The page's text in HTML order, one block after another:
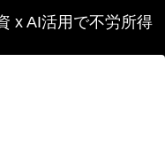
x AI活用で不労所得